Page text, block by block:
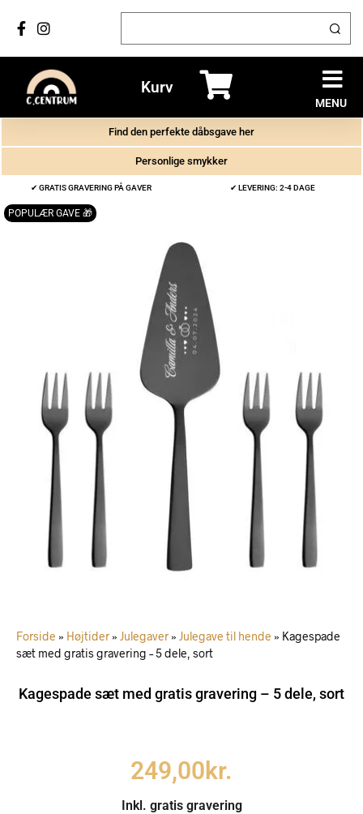
Kurv
MENU
Find den perfekte dåbsgave her
Personlige smykker
✔ GRATIS GRAVERING PÅ GAVER ✔ LEVERING: 2-4 DAGE
POPULÆR GAVE 🎁
Forside » Højtider » Julegaver » Julegave til hende » Kagespade
sæt med gratis gravering – 5 dele, sort
Kagespade sæt med gratis gravering – 5 dele, sort
249,00kr.
Inkl. gratis gravering